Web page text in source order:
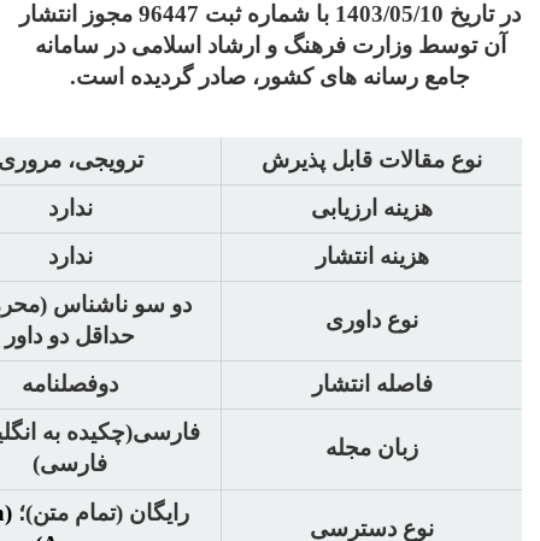
در تاریخ 1403/05/10 با شماره ثبت 96447 مجوز انتشار
آن توسط وزارت فرهنگ و ارشاد اسلامی در سامانه
جامع رسانه های کشور، صادر گردیده است.
نوع مقالات قابل پذیرش
ترویجی،
هزینه ارزیابی
ندارد
هزینه انتشار
ندارد
نوع داوری
دو سو ناشناس
حداقل دو داور
فاصله انتشار
دوفصلنامه
زبان مجله
فارسی(چکیده به
فارسی)
نوع دسترسی
رایگان (تمام متن)؛